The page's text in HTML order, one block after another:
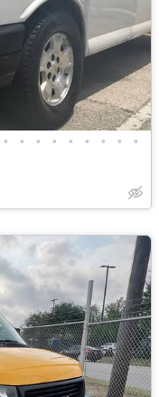
• • • • • • • • •